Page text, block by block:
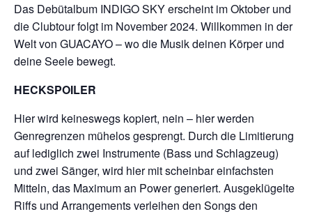
Das Debütalbum INDIGO SKY erscheint im Oktober und
die Clubtour folgt im November 2024. Willkommen in der
Welt von GUACAYO – wo die Musik deinen Körper und
deine Seele bewegt.
HECKSPOILER
Hier wird keineswegs kopiert, nein – hier werden
Genregrenzen mühelos gesprengt. Durch die Limitierung
auf lediglich zwei Instrumente (Bass und Schlagzeug)
und zwei Sänger, wird hier mit scheinbar einfachsten
Mitteln, das Maximum an Power generiert. Ausgeklügelte
Riffs und Arrangements verleihen den Songs den